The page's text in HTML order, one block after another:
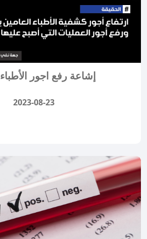
إشاعة رفع اجور الأطباء 400%
2023-08-23